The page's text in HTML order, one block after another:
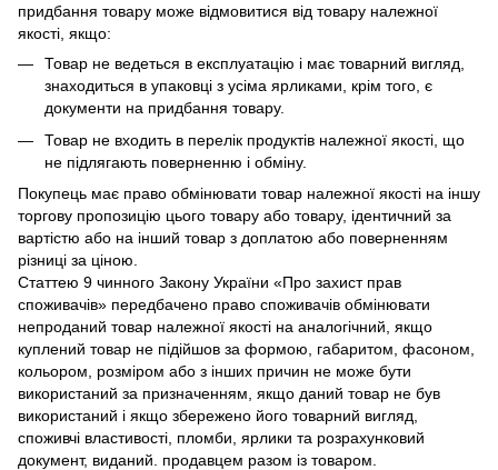
придбання товару може відмовитися від товару належної
якості, якщо:
Товар не ведеться в експлуатацію і має товарний вигляд,
знаходиться в упаковці з усіма ярликами, крім того, є
документи на придбання товару.
Товар не входить в перелік продуктів належної якості, що
не підлягають поверненню і обміну.
Покупець має право обмінювати товар належної якості на іншу
торгову пропозицію цього товару або товару, ідентичний за
вартістю або на інший товар з доплатою або поверненням
різниці за ціною.
Статтею 9 чинного Закону України «Про захист прав
споживачів» передбачено право споживачів обмінювати
непроданий товар належної якості на аналогічний, якщо
куплений товар не підійшов за формою, габаритом, фасоном,
кольором, розміром або з інших причин не може бути
використаний за призначенням, якщо даний товар не був
використаний і якщо збережено його товарний вигляд,
споживчі властивості, пломби, ярлики та розрахунковий
документ, виданий. продавцем разом із товаром.